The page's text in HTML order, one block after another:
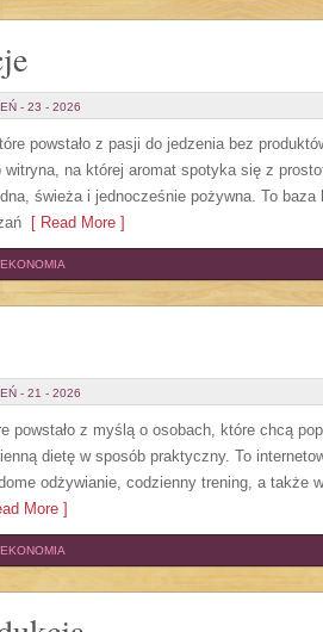
- 23 - 2026
powstało z pasji do jedzenia bez
witryna, na której aromat spotyka się z
świeża i jednocześnie pożywna. To
[ Read More ]
- 21 - 2026
powstało z myślą o osobach, które chcą
dietę w sposób praktyczny. To
odżywianie, codzienny trening, a także
More ]